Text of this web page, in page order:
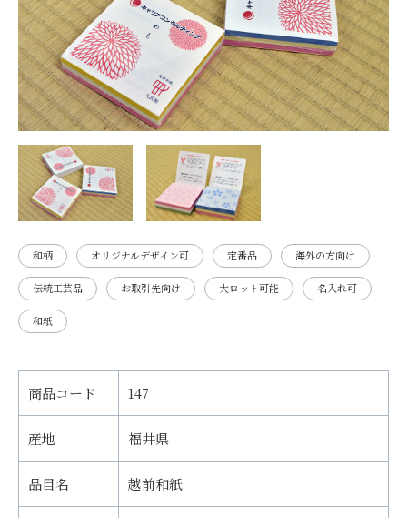
和柄 オリジナルデザイン可 定番品 海外の方向け
伝統工芸品 お取引先向け 大ロット可能 名入れ可
和紙
商品コード 147
産地 福井県
品目名 越前和紙